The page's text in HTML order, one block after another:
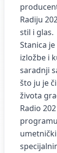
Radiju
stil i glas.
Stanica
izložbe i
saradnji
što ju je
života
Radio